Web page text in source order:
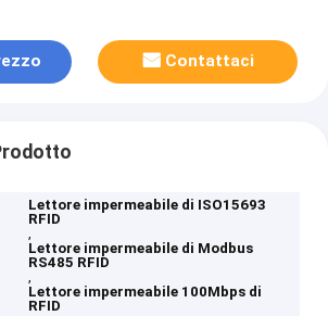
Contattaci
Lettore impermeabile di ISO15693
RFID
,
Lettore impermeabile di Modbus
RS485 RFID
,
Lettore impermeabile 100Mbps di
RFID